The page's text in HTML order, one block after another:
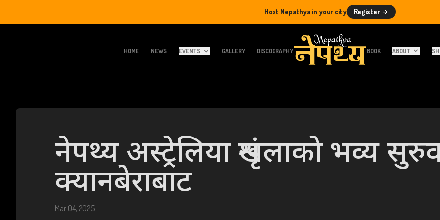
Host Nepathya in your city Register
HOME NEWS EVENTS GALLERY DISCOGRAPHY BOOK ABOUT
नेपथ्य अस्ट्रेलिया शृंखलाको भव्य
क्यानबेराबाट
Mar 04, 2025